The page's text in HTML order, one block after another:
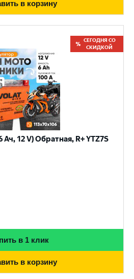
в корзину
СЕГОДНЯ СО
СКИДКОЙ
Ач, 12 V) Обратная, R+ YTZ7S
в 1 клик
в корзину